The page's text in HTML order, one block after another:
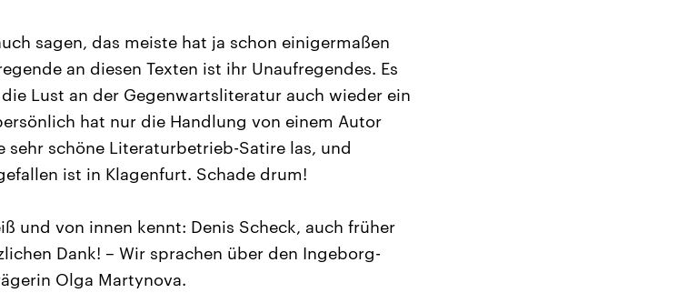
sagen, das meiste hat ja schon einigermaßen
an diesen Texten ist ihr Unaufregendes. Es
Lust an der Gegenwartsliteratur auch wieder ein
hat nur die Handlung von einem Autor
sehr schöne Literaturbetrieb-Satire las, und
ist in Klagenfurt. Schade drum!
und von innen kennt: Denis Scheck, auch früher
Dank! – Wir sprachen über den Ingeborg-
Olga Martynova.